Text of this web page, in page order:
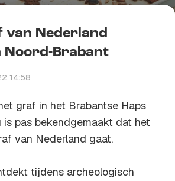
Kopieer link
van Nederland
Noord-Brabant
14:58
graf in het Brabantse Haps
is pas bekendgemaakt dat het
van Nederland gaat.
tijdens archeologisch